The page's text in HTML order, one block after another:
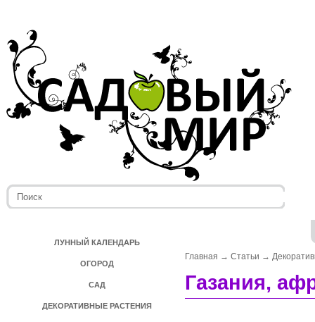
ЛУННЫЙ КАЛЕНДАРЬ
ОГОРОД
САД
ДЕКОРАТИВНЫЕ РАСТЕНИЯ
Главная → Статьи →
Газания,